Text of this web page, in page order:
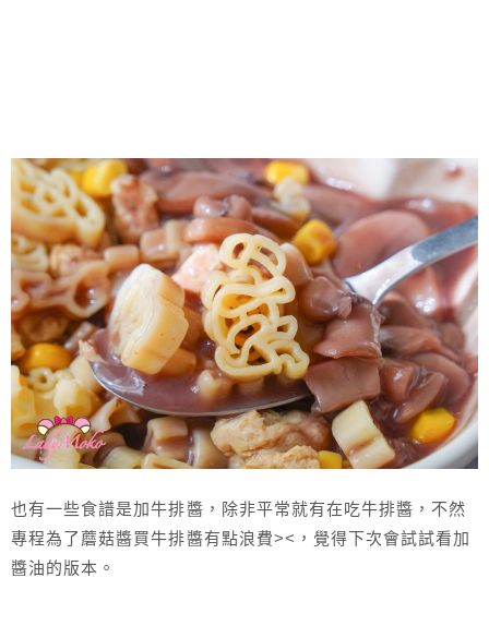
也有一些食譜是加牛排醬，除非平常就有在吃牛排醬，不然
專程為了蘑菇醬買牛排醬有點浪費><，覺得下次會試試看加
醬油的版本。